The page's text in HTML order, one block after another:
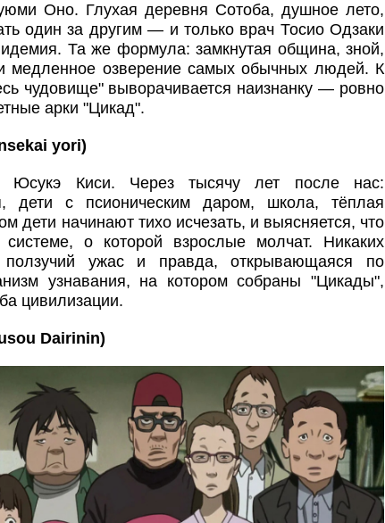
Оно. Глухая деревня Сотоба, душное лето,
один за другим — и только врач Тосио Одзаки
Та же формула: замкнутая община, зной,
медленное озверение самых обычных людей. К
чудовище" выворачивается наизнанку — ровно
арки "Цикад".
yori)
Киси. Через тысячу лет после нас:
дети с псионическим даром, школа, тёплая
дети начинают тихо исчезать, и выясняется, что
о которой взрослые молчат. Никаких
ужас и правда, открывающаяся по
узнавания, на котором собраны "Цикады",
цивилизации.
Dairinin)